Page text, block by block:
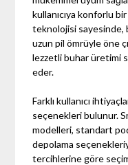
kullanıcıya konforlu
teknolojisi sayesinde,
uzun pil ömrüyle öne
lezzetli buhar üretimi
eder.
Farklı kullanıcı
seçenekleri bulunur.
modelleri, standart
depolama
tercihlerine göre